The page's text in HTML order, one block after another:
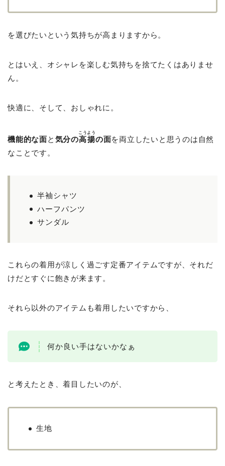
を選びたいという気持ちが高まりますから。
とはいえ、オシャレを楽しむ気持ちを捨てたくはありませ
ん。
快適に、そして、おしゃれに。
機能的な面と 気分の高揚
こうよう
の面を両立したいと思うのは自然
なことです。
半袖シャツ
ハーフパンツ
サンダル
これらの着用が涼しく過ごす定番アイテムですが、それだ
けだとすぐに飽きが来ます。
それら以外のアイテムも着用したいですから、
何か良い手はないかなぁ
と考えたとき、着目したいのが、
生地